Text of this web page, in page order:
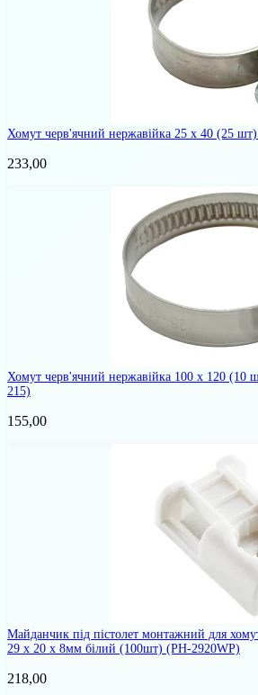
Хомут черв'ячний нержавійка 25 х 40 (25
233,00
Хомут черв'ячний нержавійка 100 х 120 (10
215)
155,00
Майданчик під пістолет монтажний для
29 х 20 х 8мм білий (100шт) (PH-2920WP)
218,00